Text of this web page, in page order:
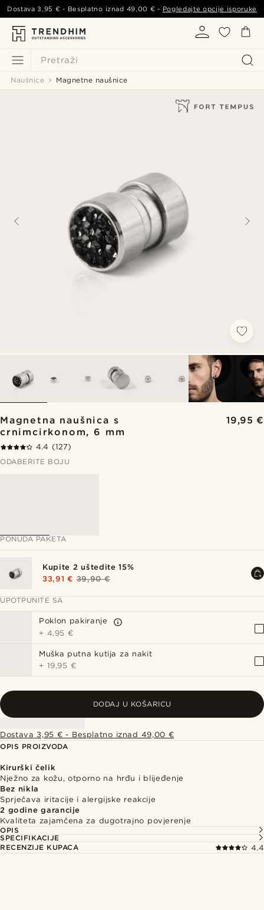
Pretraži
Dostava3,95 € - Besplatno iznad 49,00 € - Pogledajte opcije isporuke
Naušnice Magnetne naušnice
Magnetna naušnica s
crnimcirkonom, 6 mm
19,95 €
4.4 (127)
ODABERITE BOJU
PONUDA PAKETA
Kupite 2 uštedite 15%
33,91 € 39,90 €
UPOTPUNITE SA
Poklon pakiranje
+ 4,95 €
Muška putna kutija za nakit
+ 19,95 €
DODAJ U KOŠARICU
Dostava 3,95 € - Besplatno iznad 49,00 €
OPIS PROIZVODA
Kirurški čelik
Nježno za kožu, otporno na hrđu i blijeđenje
Bez nikla
Sprječava iritacije i alergijske reakcije
2 godine garancije
Kvaliteta zajamčena za dugotrajno povjerenje
OPIS
SPECIFIKACIJE
RECENZIJE KUPACA
4.4